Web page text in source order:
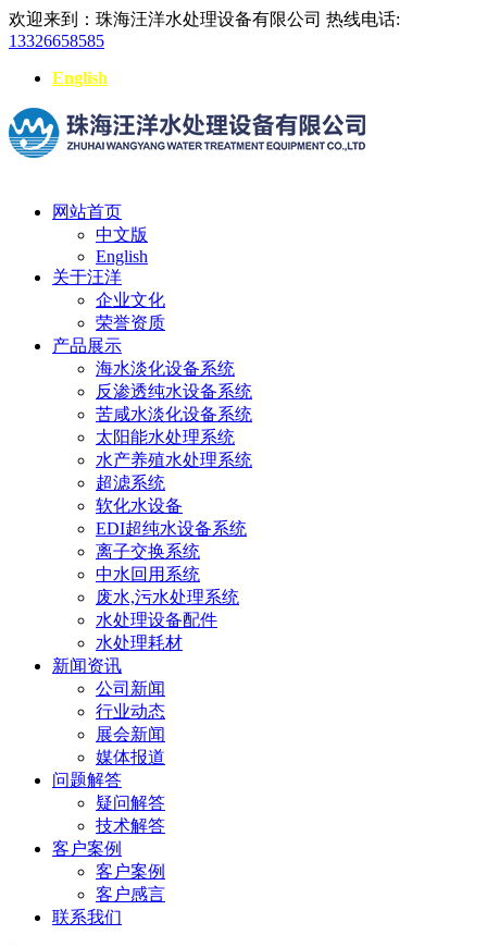
欢迎来到：珠海汪洋水处理设备有限公司 热线电话:
13326658585
English
网站首页
中文版
English
关于汪洋
企业文化
荣誉资质
产品展示
海水淡化设备系统
反渗透纯水设备系统
苦咸水淡化设备系统
太阳能水处理系统
水产养殖水处理系统
超滤系统
软化水设备
EDI超纯水设备系统
离子交换系统
中水回用系统
废水,污水处理系统
水处理设备配件
水处理耗材
新闻资讯
公司新闻
行业动态
展会新闻
媒体报道
问题解答
疑问解答
技术解答
客户案例
客户案例
客户感言
联系我们